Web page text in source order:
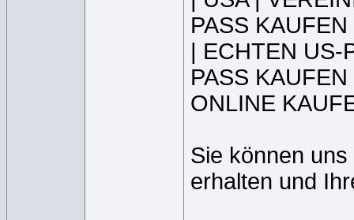
PASS
| ECHTEN
PASS
ONLINE
Sie können
erhalten und